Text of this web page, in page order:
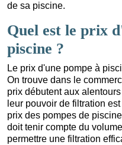
de sa piscine.
Quel est le prix
piscine ?
Le prix d'une pompe à
On trouve dans le
prix débutent aux
leur pouvoir de filtration
prix des pompes de
doit tenir compte du
permettre une filtration